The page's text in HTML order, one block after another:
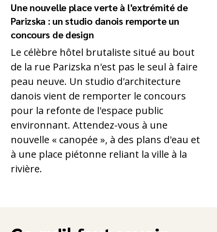
Une nouvelle place verte à l'extrémité de
Parizska : un studio danois remporte un
concours de design
Le célèbre hôtel brutaliste situé au bout
de la rue Parizska n'est pas le seul à faire
peau neuve. Un studio d'architecture
danois vient de remporter le concours
pour la refonte de l'espace public
environnant. Attendez-vous à une
nouvelle « canopée », à des plans d'eau et
à une place piétonne reliant la ville à la
rivière.